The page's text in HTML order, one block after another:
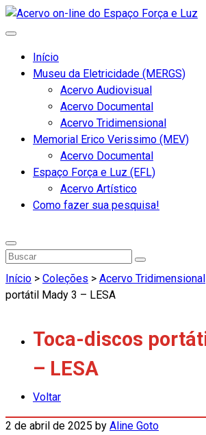
Início
Museu da Eletricidade (MERGS)
Acervo Audiovisual
Acervo Documental
Acervo Tridimensional
Memorial Erico Verissimo (MEV)
Acervo Documental
Espaço Força e Luz (EFL)
Acervo Artístico
Como fazer sua pesquisa!
Início > Coleções > Acervo Tridimensional
portátil Mady 3 – LESA
Toca-discos
– LESA
Voltar
2 de abril de 2025 by Aline Goto